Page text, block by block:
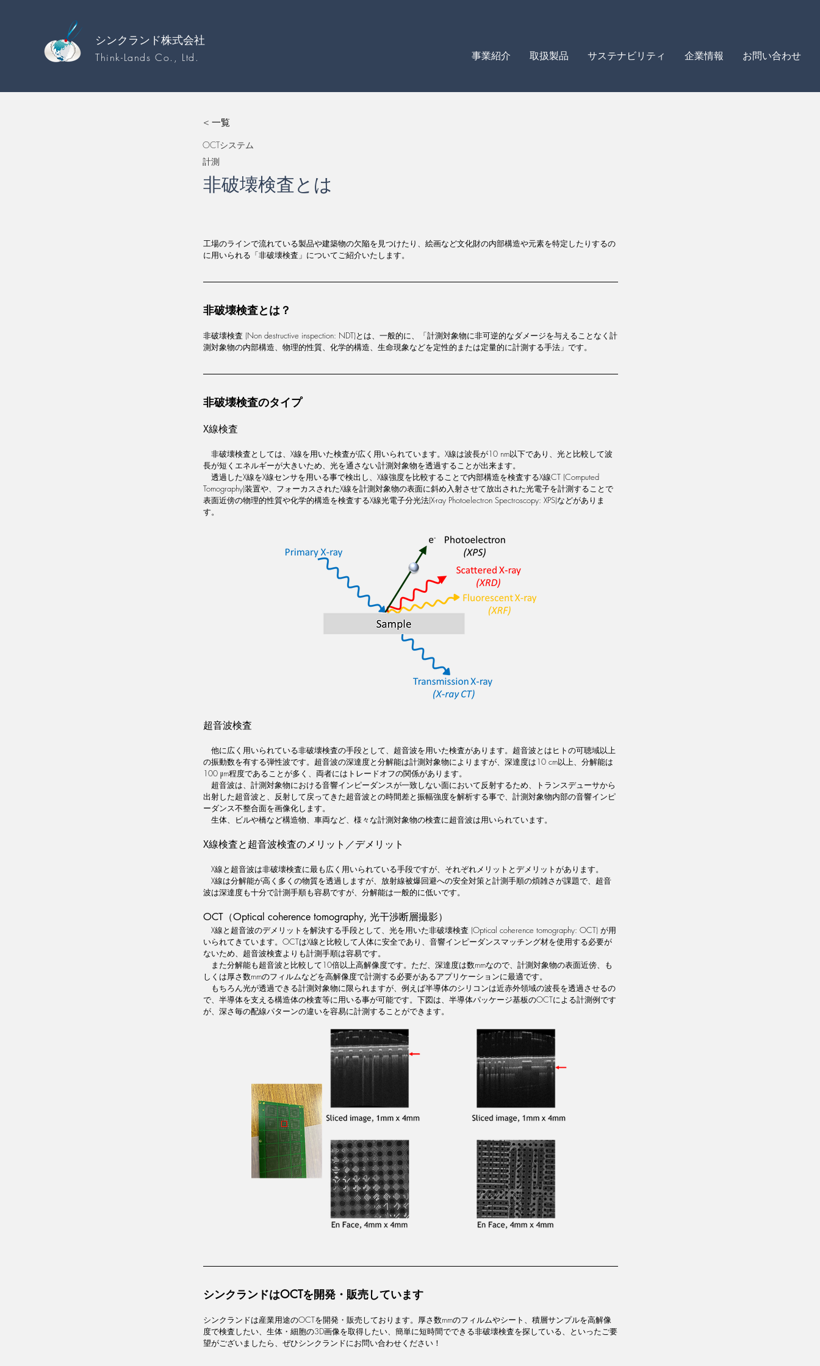
シンクランド株式会社
Think-Lands Co., Ltd. 事業紹介 取扱製品 サステナビリティ 企業情報 お問い合わせ
< 一覧
OCTシステム
計測
非破壊検査とは
工場のラインで流れている製品や建築物の欠陥を見つけたり、絵画など文化財の内部構造や元素を特定したりするの
に用いられる「非破壊検査」についてご紹介いたします。
非破壊検査とは？
非破壊検査 (Non destructive inspection: NDT)とは、一般的に、「計測対象物に非可逆的なダメージを与えることなく計
測対象物の内部構造、物理的性質、化学的構造、生命現象などを定性的または定量的に計測する手法」です。
非破壊検査のタイプ
X線検査
非破壊検査としては、X線を用いた検査が広く用いられています。X線は波長が10 nm以下であり、光と比較して波
長が短くエネルギーが大きいため、光を通さない計測対象物を透過することが出来ます。
透過したX線をX線センサを用いる事で検出し、X線強度を比較することで内部構造を検査するX線CT (Computed
Tomography)装置や、フォーカスされたX線を計測対象物の表面に斜め入射させて放出された光電子を計測することで
表面近傍の物理的性質や化学的構造を検査するX線光電子分光法(X-ray Photoelectron Spectroscopy: XPS)などがありま
す。
超音波検査
他に広く用いられている非破壊検査の手段として、超音波を用いた検査があります。超音波とはヒトの可聴域以上
の振動数を有する弾性波です。超音波の深達度と分解能は計測対象物によりますが、深達度は10 cm以上、分解能は
100 μm程度であることが多く、両者にはトレードオフの関係があります。
超音波は、計測対象物における音響インピーダンスが一致しない面において反射するため、トランスデューサから
出射した超音波と、反射して戻ってきた超音波との時間差と振幅強度を解析する事で、計測対象物内部の音響インピ
ーダンス不整合面を画像化します。
生体、ビルや橋など構造物、車両など、様々な計測対象物の検査に超音波は用いられています。
X線検査と超音波検査のメリット／デメリット
X線と超音波は非破壊検査に最も広く用いられている手段ですが、それぞれメリットとデメリットがあります。
X線は分解能が高く多くの物質を透過しますが、放射線被爆回避への安全対策と計測手順の煩雑さが課題で、超音
波は深達度も十分で計測手順も容易ですが、分解能は一般的に低いです。
OCT（Optical coherence tomography, 光干渉断層撮影）
X線と超音波のデメリットを解決する手段として、光を用いた非破壊検査 (Optical coherence tomography: OCT) が用
いられてきています。OCTはX線と比較して人体に安全であり、音響インピーダンスマッチング材を使用する必要が
ないため、超音波検査よりも計測手順は容易です。
また分解能も超音波と比較して10倍以上高解像度です。ただ、深達度は数mmなので、計測対象物の表面近傍、も
しくは厚さ数mmのフィルムなどを高解像度で計測する必要があるアプリケーションに最適です。
もちろん光が透過できる計測対象物に限られますが、例えば半導体のシリコンは近赤外領域の波長を透過させるの
で、半導体を支える構造体の検査等に用いる事が可能です。下図は、半導体パッケージ基板のOCTによる計測例です
が、深さ毎の配線パターンの違いを容易に計測することができます。
シンクランドはOCTを開発・販売しています
シンクランドは産業用途のOCTを開発・販売しております。厚さ数mmのフィルムやシート、積層サンプルを高解像
度で検査したい、生体・細胞の3D画像を取得したい、簡単に短時間でできる非破壊検査を探している、といったご要
望がございましたら、ぜひシンクランドにお問い合わせください！